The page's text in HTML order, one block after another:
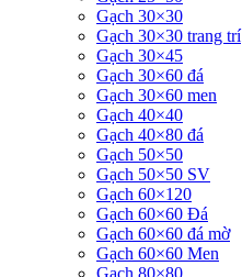
Gạch 30×30
Gạch 30×30 trang trí
Gạch 30×45
Gạch 30×60 đá
Gạch 30×60 men
Gạch 40×40
Gạch 40×80 đá
Gạch 50×50
Gạch 50×50 SV
Gạch 60×120
Gạch 60×60 Đá
Gạch 60×60 đá mờ
Gạch 60×60 Men
Gạch 80×80